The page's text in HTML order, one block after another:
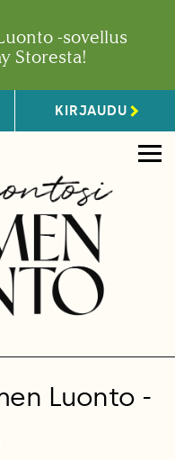
-sovellus
Storesta!
KIRJAUDU
Luonto -